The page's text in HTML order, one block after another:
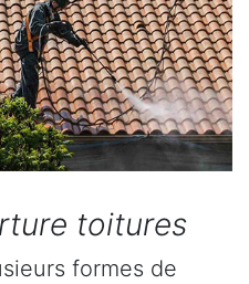
toitures
formes de